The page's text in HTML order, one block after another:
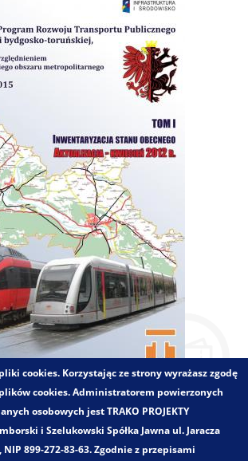
charakterystyk zachowań
cookies. Korzystając ze strony wyrażasz zgodę
cookies. Administratorem powierzonych
osobowych jest TRAKO PROJEKTY
i Szelukowski Spółka Jawna ul. Jaracza
NIP 899-272-83-63. Zgodnie z przepisami